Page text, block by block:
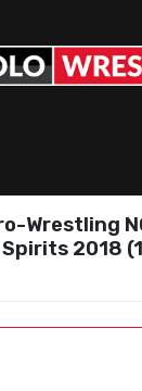
Wrestling
2018